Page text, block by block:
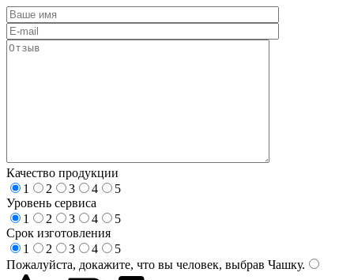
Качество продукции
1
2 3 4
5
Уровень сервиса
1
2 3 4
5
Срок изготовления
1
2 3 4
5
Пожалуйста, докажите, что вы человек, выбрав Чашку.